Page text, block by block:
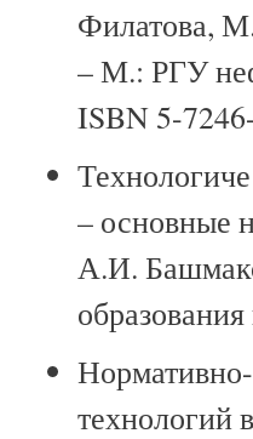
Филатова,
– М.: РГУ
ISBN 5-
– основные
А.И.
технологий